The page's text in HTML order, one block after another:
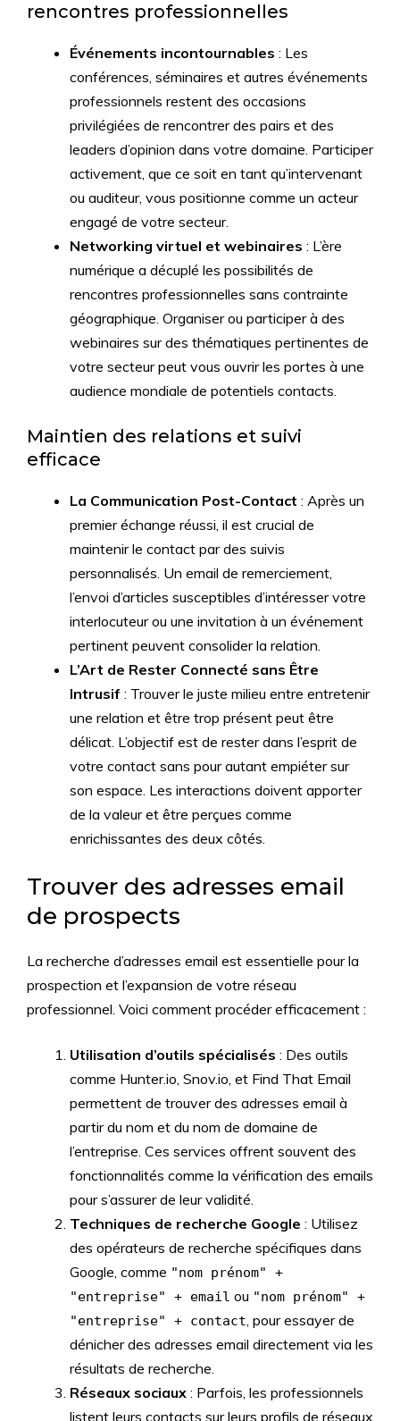
rencontres professionnelles
Événements incontournables : Les
conférences, séminaires et autres événements
professionnels restent des occasions
privilégiées de rencontrer des pairs et des
leaders d’opinion dans votre domaine. Participer
activement, que ce soit en tant qu’intervenant
ou auditeur, vous positionne comme un acteur
engagé de votre secteur.
Networking virtuel et webinaires : L’ère
numérique a décuplé les possibilités de
rencontres professionnelles sans contrainte
géographique. Organiser ou participer à des
webinaires sur des thématiques pertinentes de
votre secteur peut vous ouvrir les portes à une
audience mondiale de potentiels contacts.
Maintien des relations et suivi
efficace
La Communication Post-Contact : Après un
premier échange réussi, il est crucial de
maintenir le contact par des suivis
personnalisés. Un email de remerciement,
l’envoi d’articles susceptibles d’intéresser votre
interlocuteur ou une invitation à un événement
pertinent peuvent consolider la relation.
L’Art de Rester Connecté sans Être
Intrusif : Trouver le juste milieu entre entretenir
une relation et être trop présent peut être
délicat. L’objectif est de rester dans l’esprit de
votre contact sans pour autant empiéter sur
son espace. Les interactions doivent apporter
de la valeur et être perçues comme
enrichissantes des deux côtés.
Trouver des adresses email
de prospects
La recherche d’adresses email est essentielle pour la
prospection et l’expansion de votre réseau
professionnel. Voici comment procéder efficacement :
Utilisation d’outils spécialisés : Des outils
comme Hunter.io, Snov.io, et Find That Email
permettent de trouver des adresses email à
partir du nom et du nom de domaine de
l’entreprise. Ces services offrent souvent des
fonctionnalités comme la vérification des emails
pour s’assurer de leur validité.
Techniques de recherche Google : Utilisez
des opérateurs de recherche spécifiques dans
Google, comme "nom prénom" +
"entreprise" + email ou "nom prénom" +
"entreprise" + contact, pour essayer de
dénicher des adresses email directement via les
résultats de recherche.
Réseaux sociaux : Parfois, les professionnels
listent leurs contacts sur leurs profils de réseaux